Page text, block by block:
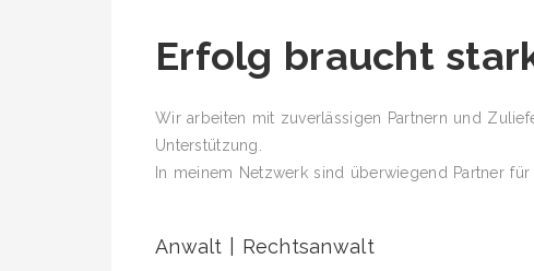
Erfolg braucht
Wir arbeiten mit zuverlässigen Partnern und
Unterstützung.
In meinem Netzwerk sind überwiegend Partner
Anwalt | Rechtsanwalt